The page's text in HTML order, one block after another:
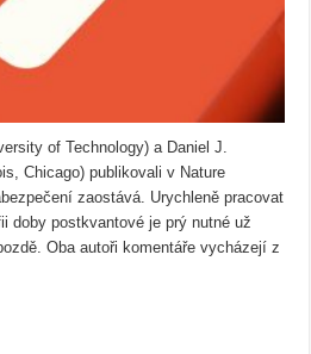
of Technology) a Daniel J.
Chicago) publikovali v Nature
zaostává. Urychleně pracovat
doby postkvantové je prý nutné už
Oba autoři komentáře vycházejí z